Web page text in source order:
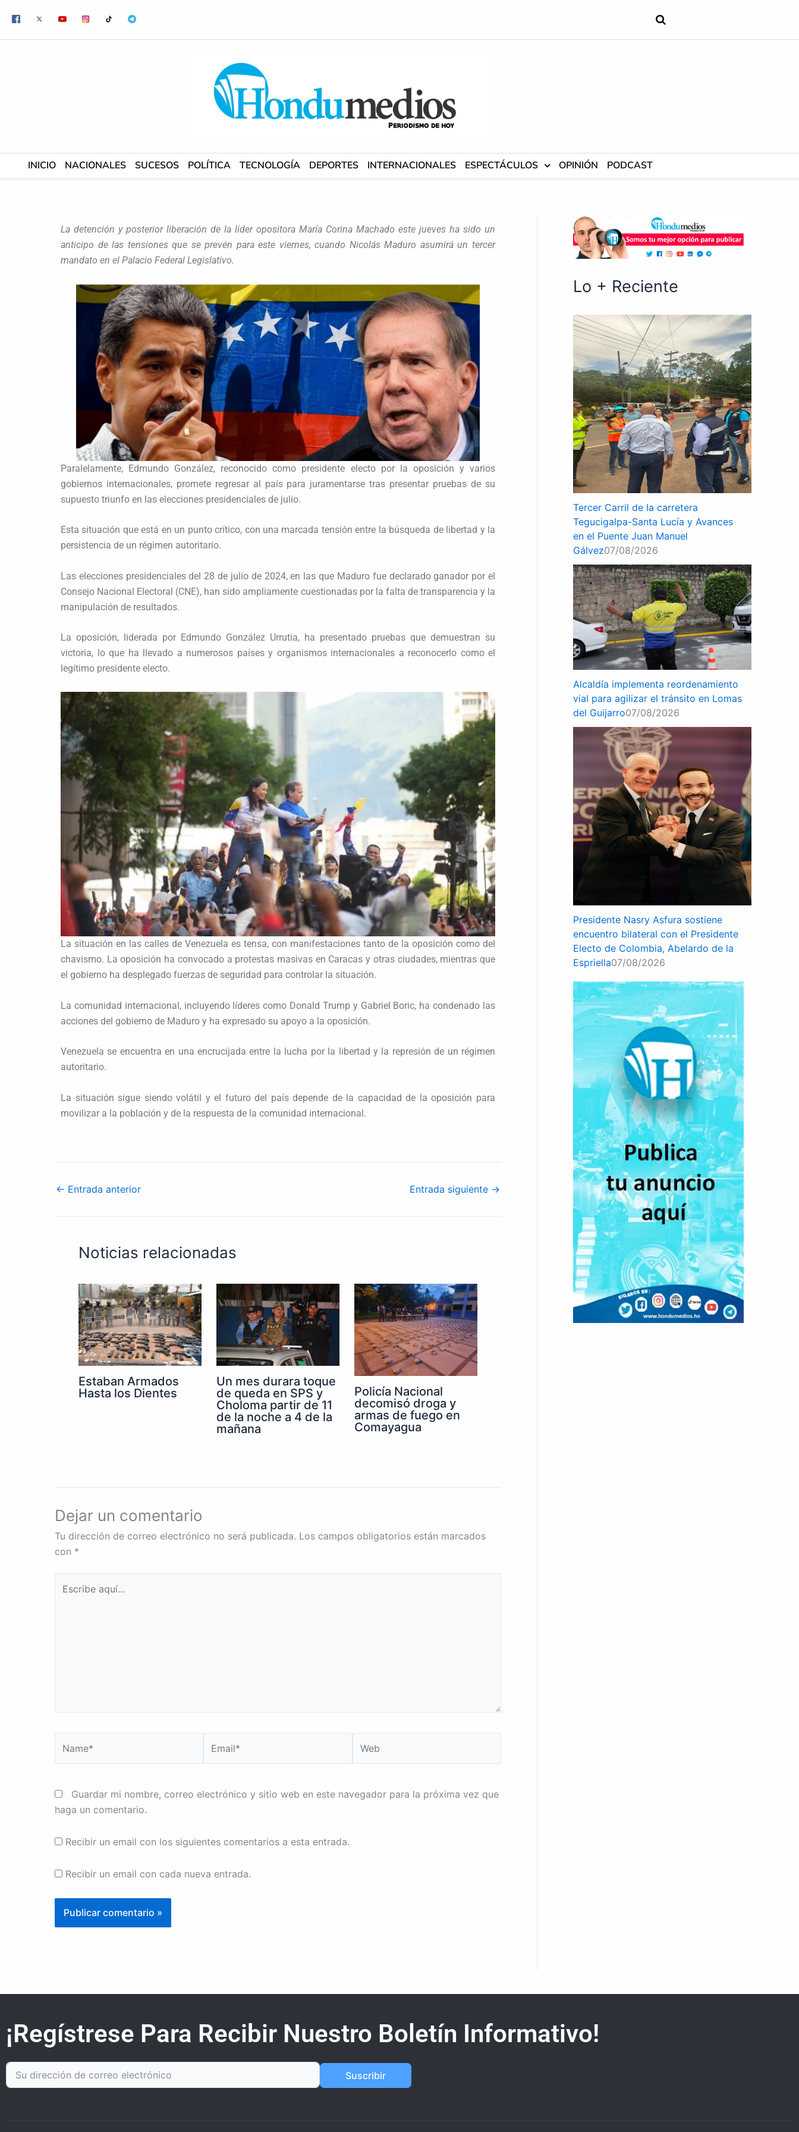
contenido
INICIO NACIONALES SUCESOS POLÍTICA TECNOLOGÍA DEPORTES INTERNACIONALES ESPECTÁCULOS OPINIÓN PODCAST
La detención y posterior liberación de la líder opositora María Corina Machado este jueves ha sido un
anticipo de las tensiones que se prevén para este viernes, cuando Nicolás Maduro asumirá un tercer
mandato en el Palacio Federal Legislativo.
Paralelamente, Edmundo González, reconocido como presidente electo por la oposición y varios
gobiernos internacionales, promete regresar al país para juramentarse tras presentar pruebas de su
supuesto triunfo en las elecciones presidenciales de julio.
Esta situación que está en un punto crítico, con una marcada tensión entre la búsqueda de libertad y la
persistencia de un régimen autoritario.
Las elecciones presidenciales del 28 de julio de 2024, en las que Maduro fue declarado ganador por el
Consejo Nacional Electoral (CNE), han sido ampliamente cuestionadas por la falta de transparencia y la
manipulación de resultados.
La oposición, liderada por Edmundo González Urrutia, ha presentado pruebas que demuestran su
victoria, lo que ha llevado a numerosos países y organismos internacionales a reconocerlo como el
legítimo presidente electo.
La situación en las calles de Venezuela es tensa, con manifestaciones tanto de la oposición como del
chavismo. La oposición ha convocado a protestas masivas en Caracas y otras ciudades, mientras que
el gobierno ha desplegado fuerzas de seguridad para controlar la situación.
La comunidad internacional, incluyendo líderes como Donald Trump y Gabriel Boric, ha condenado las
acciones del gobierno de Maduro y ha expresado su apoyo a la oposición.
Venezuela se encuentra en una encrucijada entre la lucha por la libertad y la represión de un régimen
autoritario.
La situación sigue siendo volátil y el futuro del país depende de la capacidad de la oposición para
movilizar a la población y de la respuesta de la comunidad internacional.
← Entrada anterior Entrada siguiente →
Noticias relacionadas
Estaban Armados
Hasta los Dientes
Un mes durara toque
de queda en SPS y
Choloma partir de 11
de la noche a 4 de la
mañana
Policía Nacional
decomisó droga y
armas de fuego en
Comayagua
Dejar un comentario
Tu dirección de correo electrónico no será publicada. Los campos obligatorios están marcados
con *
aquí...
Guardar mi nombre, correo electrónico y sitio web en este navegador para la próxima vez que
haga un comentario.
Recibir un email con los siguientes comentarios a esta entrada.
Recibir un email con cada nueva entrada.
Lo + Reciente
Tercer Carril de la carretera
Tegucigalpa-Santa Lucía y Avances
en el Puente Juan Manuel
Gálvez07/08/2026
Alcaldía implementa reordenamiento
vial para agilizar el tránsito en Lomas
del Guijarro07/08/2026
Presidente Nasry Asfura sostiene
encuentro bilateral con el Presidente
Electo de Colombia, Abelardo de la
Espriella07/08/2026
¡Regístrese Para Recibir Nuestro Boletín Informativo!
Suscribir